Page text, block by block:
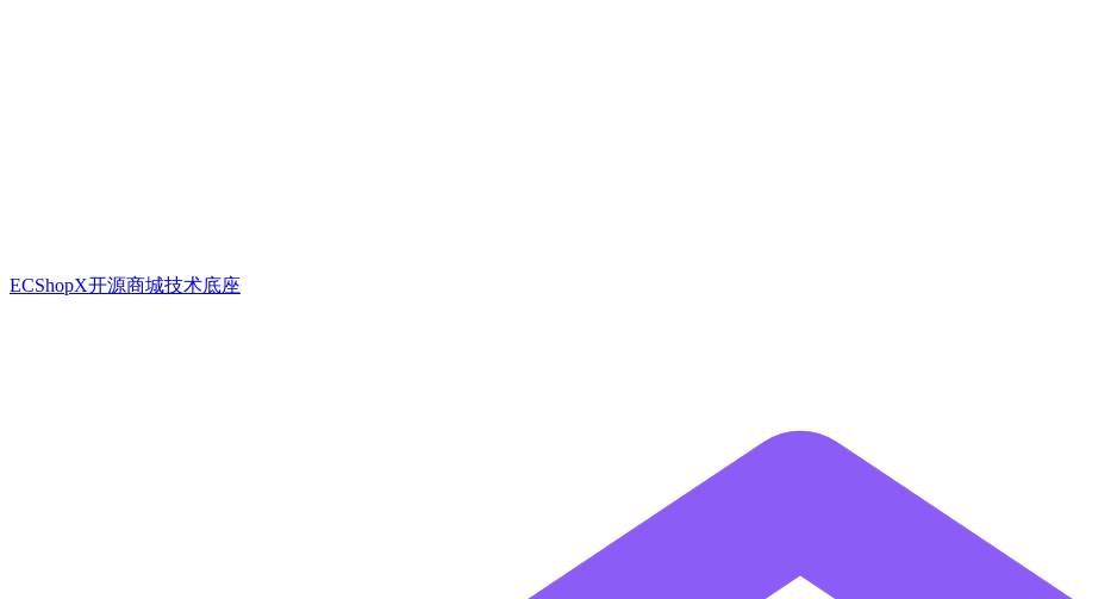
ECShopX开源商城技术底座